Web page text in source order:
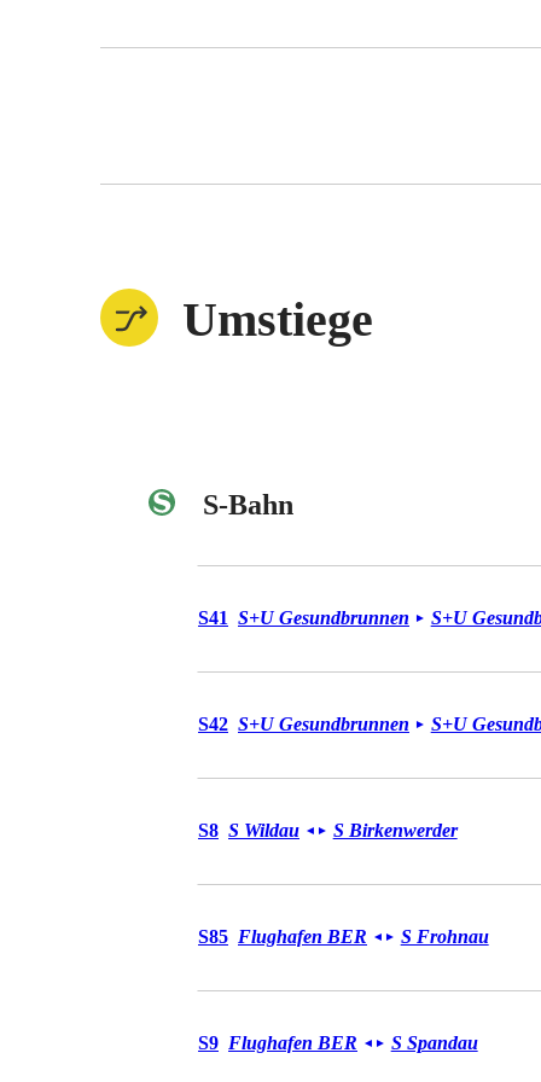
Umstiege
S-Bahn
S-Bahn S41
S41 S+U Gesundbrunnen ► S+U
S-Bahn S42
S42 S+U Gesundbrunnen ► S+U
S-Bahn S8
S8 S Wildau ◄ ► S Birkenwerder
S-Bahn S85
S85 Flughafen BER ◄ ► S Frohnau
S-Bahn S9
S9 Flughafen BER ◄ ► S Spandau